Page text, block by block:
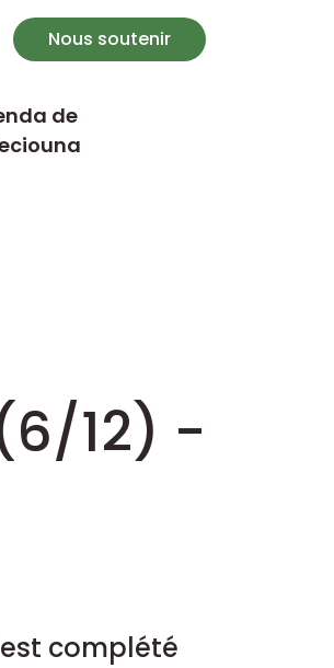
Nous soutenir
de
12) -
complété